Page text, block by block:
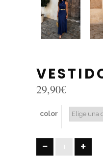
29,90€
color
VESTIDO
ELIA